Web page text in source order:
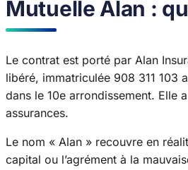
Mutuelle Alan :
Le contrat est porté par Alan
libéré, immatriculée 908 311 103
dans le 10e arrondissement. Elle
assurances.
Le nom « Alan » recouvre en
capital ou l’agrément à la